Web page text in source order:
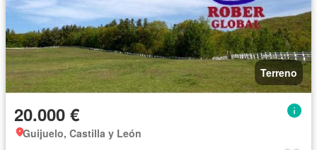
Terreno
20.000 €
Guijuelo, Castilla y León